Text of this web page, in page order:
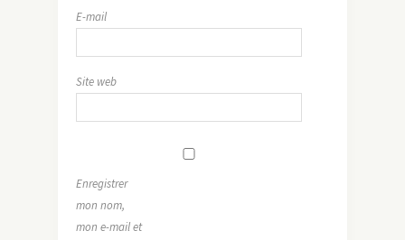
E-mail
Site web
Enregistrer
mon nom,
mon e-mail et